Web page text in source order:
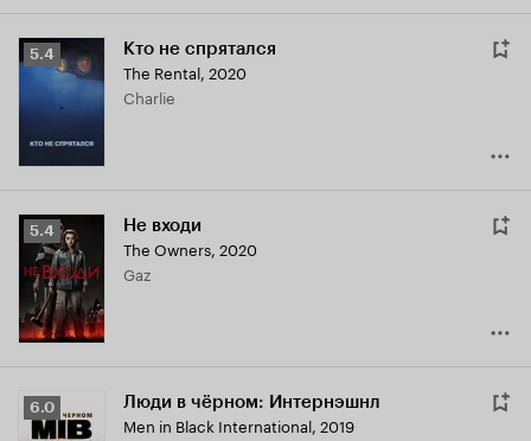
Рейтинг
Кинопоиска
5.4
5.4 Кто не спрятался
The Rental, 2020
Charlie
Рейтинг
Кинопоиска
5.4
5.4 Не входи
The Owners, 2020
Gaz
Рейтинг
Кинопоиска
6.0 Люди в чёрном: Интернэшнл
Men in Black International, 2019